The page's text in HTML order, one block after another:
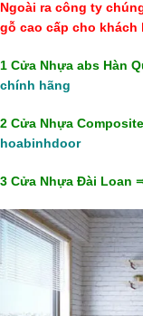
Ngoài ra công ty
gỗ cao cấp cho khách
1 Cửa Nhựa abs Hàn
chính hãng
2 Cửa Nhựa
hoabinhdoor
3 Cửa Nhựa Đài Loan